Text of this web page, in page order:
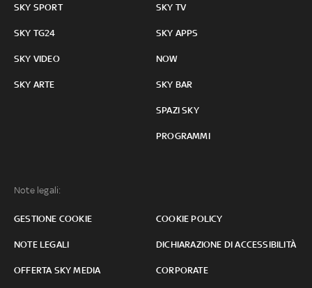
SKY SPORT
SKY TG24
SKY VIDEO
SKY ARTE
SKY TV
SKY APPS
NOW
SKY BAR
SPAZI SKY
PROGRAMMI
Note legali:
GESTIONE COOKIE COOKIE POLICY
NOTE LEGALI DICHIARAZIONE DI ACCESSIBILITÀ
OFFERTA SKY MEDIA CORPORATE